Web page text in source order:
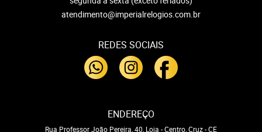
atendimento@imperialrelogios.com.br
REDES SOCIAIS
ENDEREÇO
Rua Professor João Pereira, 40, Loja -Centro, Cruz-CE